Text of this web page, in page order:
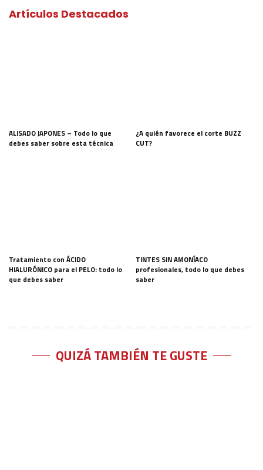
Artículos Destacados
ALISADO JAPONES – Todo lo que
debes saber sobre esta técnica
¿A quién favorece el corte BUZZ
CUT?
Tratamiento con ÁCIDO
HIALURÓNICO para el PELO: todo lo
que debes saber
TINTES SIN AMONÍACO
profesionales, todo lo que debes
saber
QUIZÁ TAMBIÉN TE GUSTE